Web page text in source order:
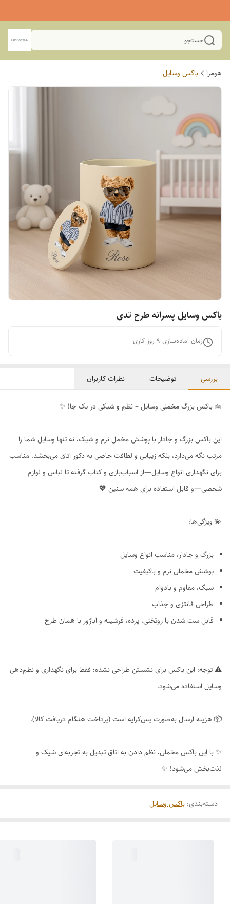
جستجو
هومرا باکس وسایل
باکس وسایل پسرانه طرح تدی
زمان آماده‌سازی 9 روز کاری
بررسی توضیحات نظرات کاربران
🧺 باکس بزرگ مخملی وسایل – نظم و شیکی در یک جا! ✨
این باکس بزرگ و جادار با پوشش مخمل نرم و شیک، نه تنها وسایل شما را
مرتب نگه می‌دارد، بلکه زیبایی و لطافت خاصی به دکور اتاق می‌بخشد. مناسب
برای نگهداری انواع وسایل—از اسباب‌بازی و کتاب گرفته تا لباس و لوازم
شخصی—و قابل استفاده برای همه سنین 💖
💫 ویژگی‌ها:
بزرگ و جادار، مناسب انواع وسایل
پوشش مخملی نرم و باکیفیت
سبک، مقاوم و بادوام
طراحی فانتزی و جذاب
قابل ست شدن با روتختی، پرده، فرشینه و آباژور با همان طرح
⚠️ توجه: این باکس برای نشستن طراحی نشده؛ فقط برای نگهداری و نظم‌دهی
وسایل استفاده می‌شود.
📦 هزینه ارسال به‌صورت پس‌کرایه است (پرداخت هنگام دریافت کالا).
✨ با این باکس مخملی، نظم دادن به اتاق تبدیل به تجربه‌ای شیک و
لذت‌بخش می‌شود! ✨
دسته‌بندی: باکس وسایل